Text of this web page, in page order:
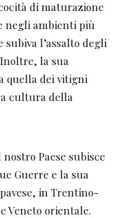
di maturazione
negli ambienti più
l’assalto degli
la sua
quella dei vitigni
cultura della
Paese subisce
Guerre e la sua
in Trentino-
Veneto orientale.